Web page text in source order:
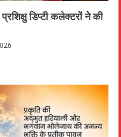
डिप्टी कलेक्टरों ने की